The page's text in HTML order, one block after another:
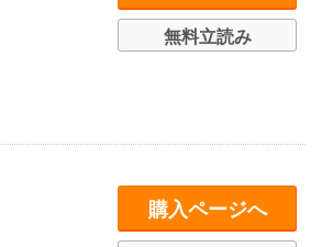
無料立読み
購入ページへ